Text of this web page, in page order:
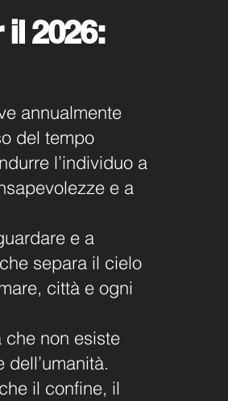
2026:
annualmente
del tempo
l’individuo a
e a
e a
separa il cielo
città e ogni
che non esiste
il confine, il